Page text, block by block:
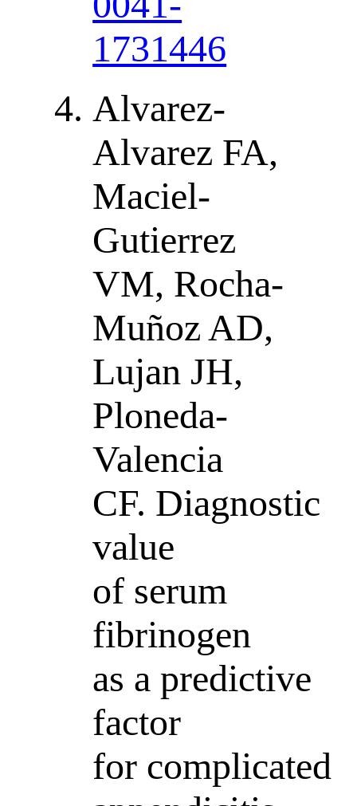
1731446
Alvarez-
Alvarez FA,
Maciel-
Gutierrez
VM, Rocha-
Muñoz AD,
Lujan JH,
Ploneda-
Valencia
CF. Diagnostic
value
of serum
fibrinogen
as a predictive
factor
for complicated